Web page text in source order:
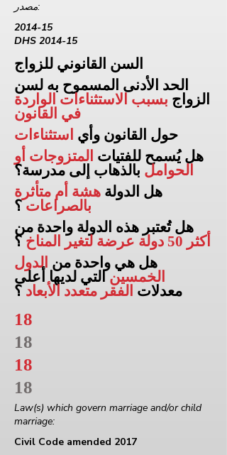
مصدر:
2014-15
DHS 2014-15
السن القانوني للزواج
الحد الأدنى المسموح به لسن
الزواج بسبب الاستثناءات الواردة
في القانون
حول القانون وأي استثناءات
هل يُسمح للفتيات المتزوجات أو
الحوامل بالذهاب إلى مدرسة؟
هل الدولة هشة أم متأثرة
بالصراعات ؟
هل تُعتبر هذه الدولة واحدة من
أكثر 50 دولة عرضة لتغير المناخ
؟
هل هي واحدة من الدول
الخمسين التي لديها أعلى
معدلات الفقر متعدد الأبعاد ؟
18
18
18
18
Law(s) which govern marriage and/or child
marriage:
Civil Code amended 2017